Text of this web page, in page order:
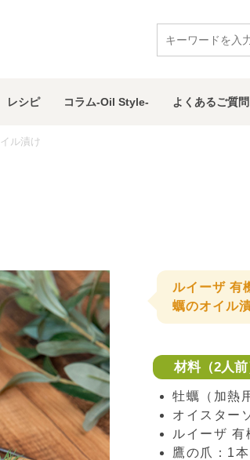
レシピ コラム-Oil Style- よくあるご質問
ル漬け
ルイーザ 有
蠣のオイル
材料（2人前
牡蠣（加熱
オイスター
ルイーザ
鷹の爪：1本